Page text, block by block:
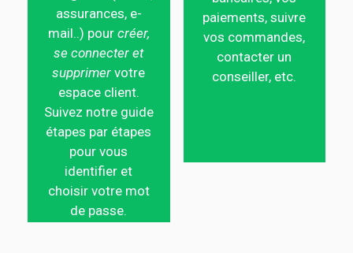
assurances, e-
mail..) pour créer,
se connecter et
supprimer votre
espace client.
Suivez notre guide
étapes par étapes
pour vous
identifier et
choisir votre mot
de passe.
paiements, suivre
vos commandes,
contacter un
conseiller, etc.